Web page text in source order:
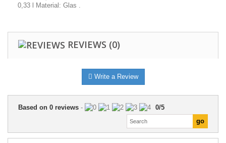
0,33 l Material: Glas .
REVIEWS (0)
Write a Review
Based on 0 reviews - 0/5